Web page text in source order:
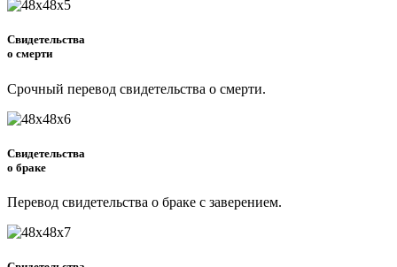
Свидетельства
о смерти
Срочный перевод свидетельства о смерти.
Свидетельства
о браке
Перевод свидетельства о браке с заверением.